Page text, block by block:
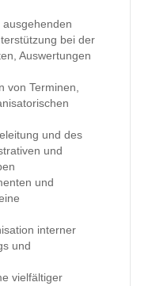
bei der
Auswertungen
von Terminen,
und des
und
und
interner
und
vielfältiger